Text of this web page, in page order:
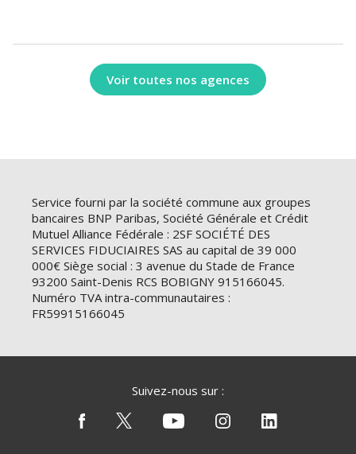
Voir toutes nos agences
Service fourni par la société commune aux groupes
bancaires BNP Paribas, Société Générale et Crédit
Mutuel Alliance Fédérale : 2SF SOCIÉTÉ DES
SERVICES FIDUCIAIRES SAS au capital de 39 000
000€ Siège social : 3 avenue du Stade de France
93200 Saint-Denis RCS BOBIGNY 915166045.
Numéro TVA intra-communautaires :
FR59915166045
Suivez-nous sur :